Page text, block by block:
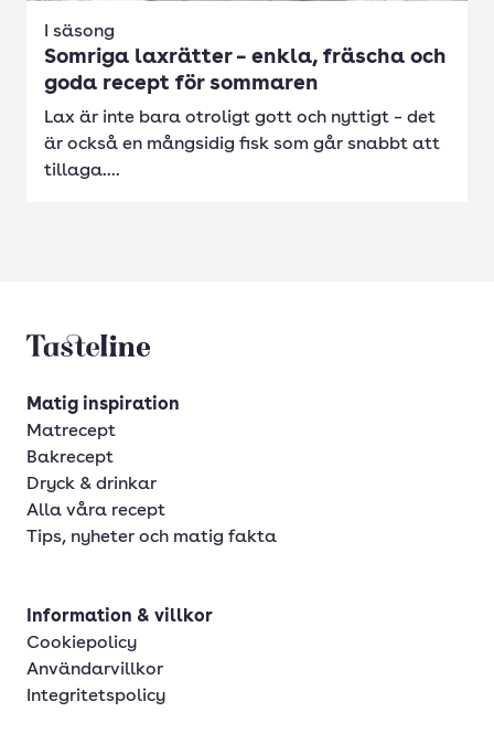
I säsong
Somriga laxrätter – enkla, fräscha och
goda recept för sommaren
Lax är inte bara otroligt gott och nyttigt – det
är också en mångsidig fisk som går snabbt att
tillaga....
Tasteline startsida
Matig inspiration
Matrecept
Bakrecept
Dryck & drinkar
Alla våra recept
Tips, nyheter och matig fakta
Information & villkor
Cookiepolicy
Användarvillkor
Integritetspolicy